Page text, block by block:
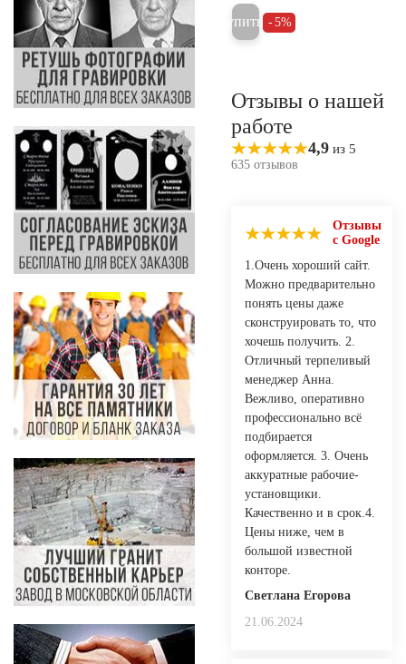
Купить 5%
Отзывы о нашей
работе
4,9 из 5
635 отзывов
Отзывы
с Google
1.Очень хороший сайт.
Можно предварительно
понять цены даже
сконструировать то, что
хочешь получить. 2.
Отличный терпеливый
менеджер Анна.
Вежливо, оперативно
профессионально всё
подбирается
оформляется. 3. Очень
аккуратные рабочие-
установщики.
Качественно и в срок.4.
Цены ниже, чем в
большой известной
конторе.
Светлана Егорова
21.06.2024